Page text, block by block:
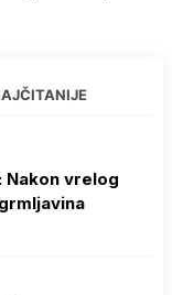
vrelog